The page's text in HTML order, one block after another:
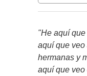
"He aquí
aquí que veo
hermanas y
aquí que